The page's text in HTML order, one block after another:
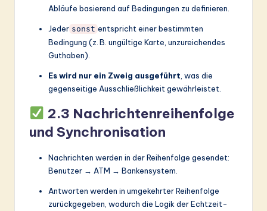
Abläufe basierend auf Bedingungen zu definieren.
Jeder sonst entspricht einer bestimmten
Bedingung (z. B. ungültige Karte, unzureichendes
Guthaben).
Es wird nur ein Zweig ausgeführt , was die
gegenseitige Ausschließlichkeit gewährleistet.
2.3 Nachrichtenreihenfolge
und Synchronisation
Nachrichten werden in der Reihenfolge gesendet:
Benutzer → ATM → Bankensystem.
Antworten werden in umgekehrter Reihenfolge
zurückgegeben, wodurch die Logik der Echtzeit-